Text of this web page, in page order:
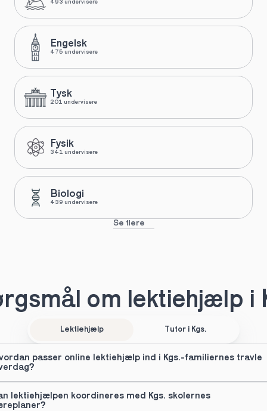
493 undervisere
Engelsk
475 undervisere
Tysk
201 undervisere
Fysik
341 undervisere
Biologi
439 undervisere
Se flere
om lektiehjælp i
Lektiehjælp Tutor i Kgs.
passer online lektiehjælp ind i Kgs.-familiernes travle
lektiehjælpen koordineres med Kgs. skolernes